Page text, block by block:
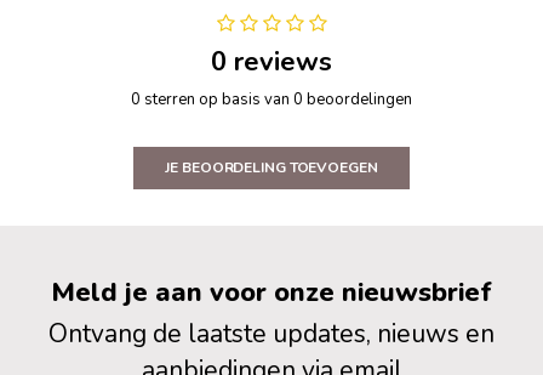
0 reviews
0 sterren op basis van 0 beoordelingen
JE BEOORDELING TOEVOEGEN
Meld je aan voor onze nieuwsbrief
Ontvang de laatste updates, nieuws en